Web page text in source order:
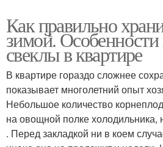
Как правильно
зимой. Особенности
свеклы в квартире
В квартире гораздо сложнее
показывает многолетний опыт
Небольшое количество
на овощной полке
. Перед закладкой ни в коем